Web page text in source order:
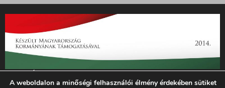
„Az Új Ember katolikus hetilap 2014. évi működésének
támogatását az EGYH-KCP-14-P-0121 sz. támogatási
A weboldalon a minőségi felhasználói élmény érdekében sütiket